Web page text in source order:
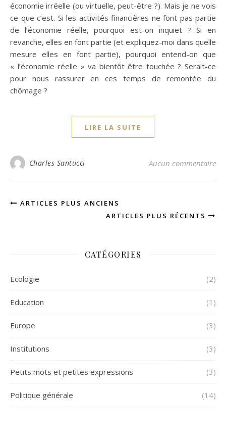
économie irréelle (ou virtuelle, peut-être ?). Mais je ne vois
ce que c’est. Si les activités financières ne font pas partie
de l’économie réelle, pourquoi est-on inquiet ? Si en
revanche, elles en font partie (et expliquez-moi dans quelle
mesure elles en font partie), pourquoi entend-on que
« l’économie réelle » va bientôt être touchée ? Serait-ce
pour nous rassurer en ces temps de remontée du
chômage ?
LIRE LA SUITE
Charles Santucci Aucun commentaire
ARTICLES PLUS ANCIENS
ARTICLES PLUS RÉCENTS
CATÉGORIES
Ecologie (2)
Education (1)
Europe (3)
Institutions (3)
Petits mots et petites expressions (3)
Politique générale (14)